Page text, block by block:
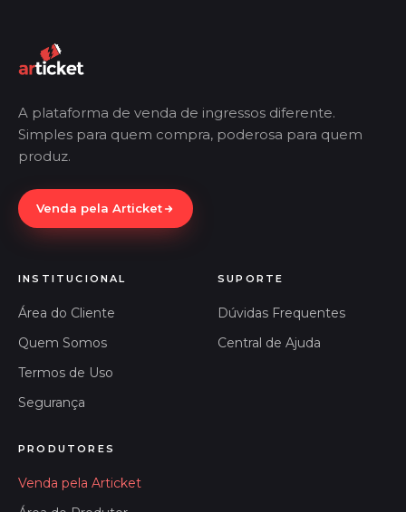
A plataforma de venda de ingressos diferente.
Simples para quem compra, poderosa para quem
produz.
Venda pela Articket
INSTITUCIONAL
Área do Cliente
Quem Somos
Termos de Uso
Segurança
SUPORTE
Dúvidas Frequentes
Central de Ajuda
PRODUTORES
Venda pela Articket